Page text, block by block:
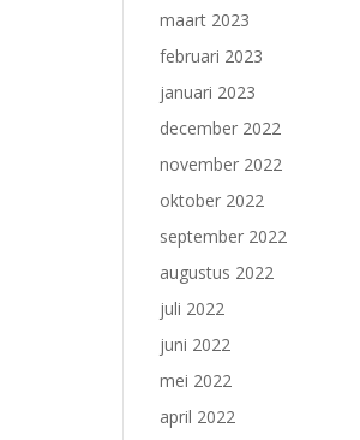
maart 2023
februari 2023
januari 2023
december 2022
november 2022
oktober 2022
september 2022
augustus 2022
juli 2022
juni 2022
mei 2022
april 2022